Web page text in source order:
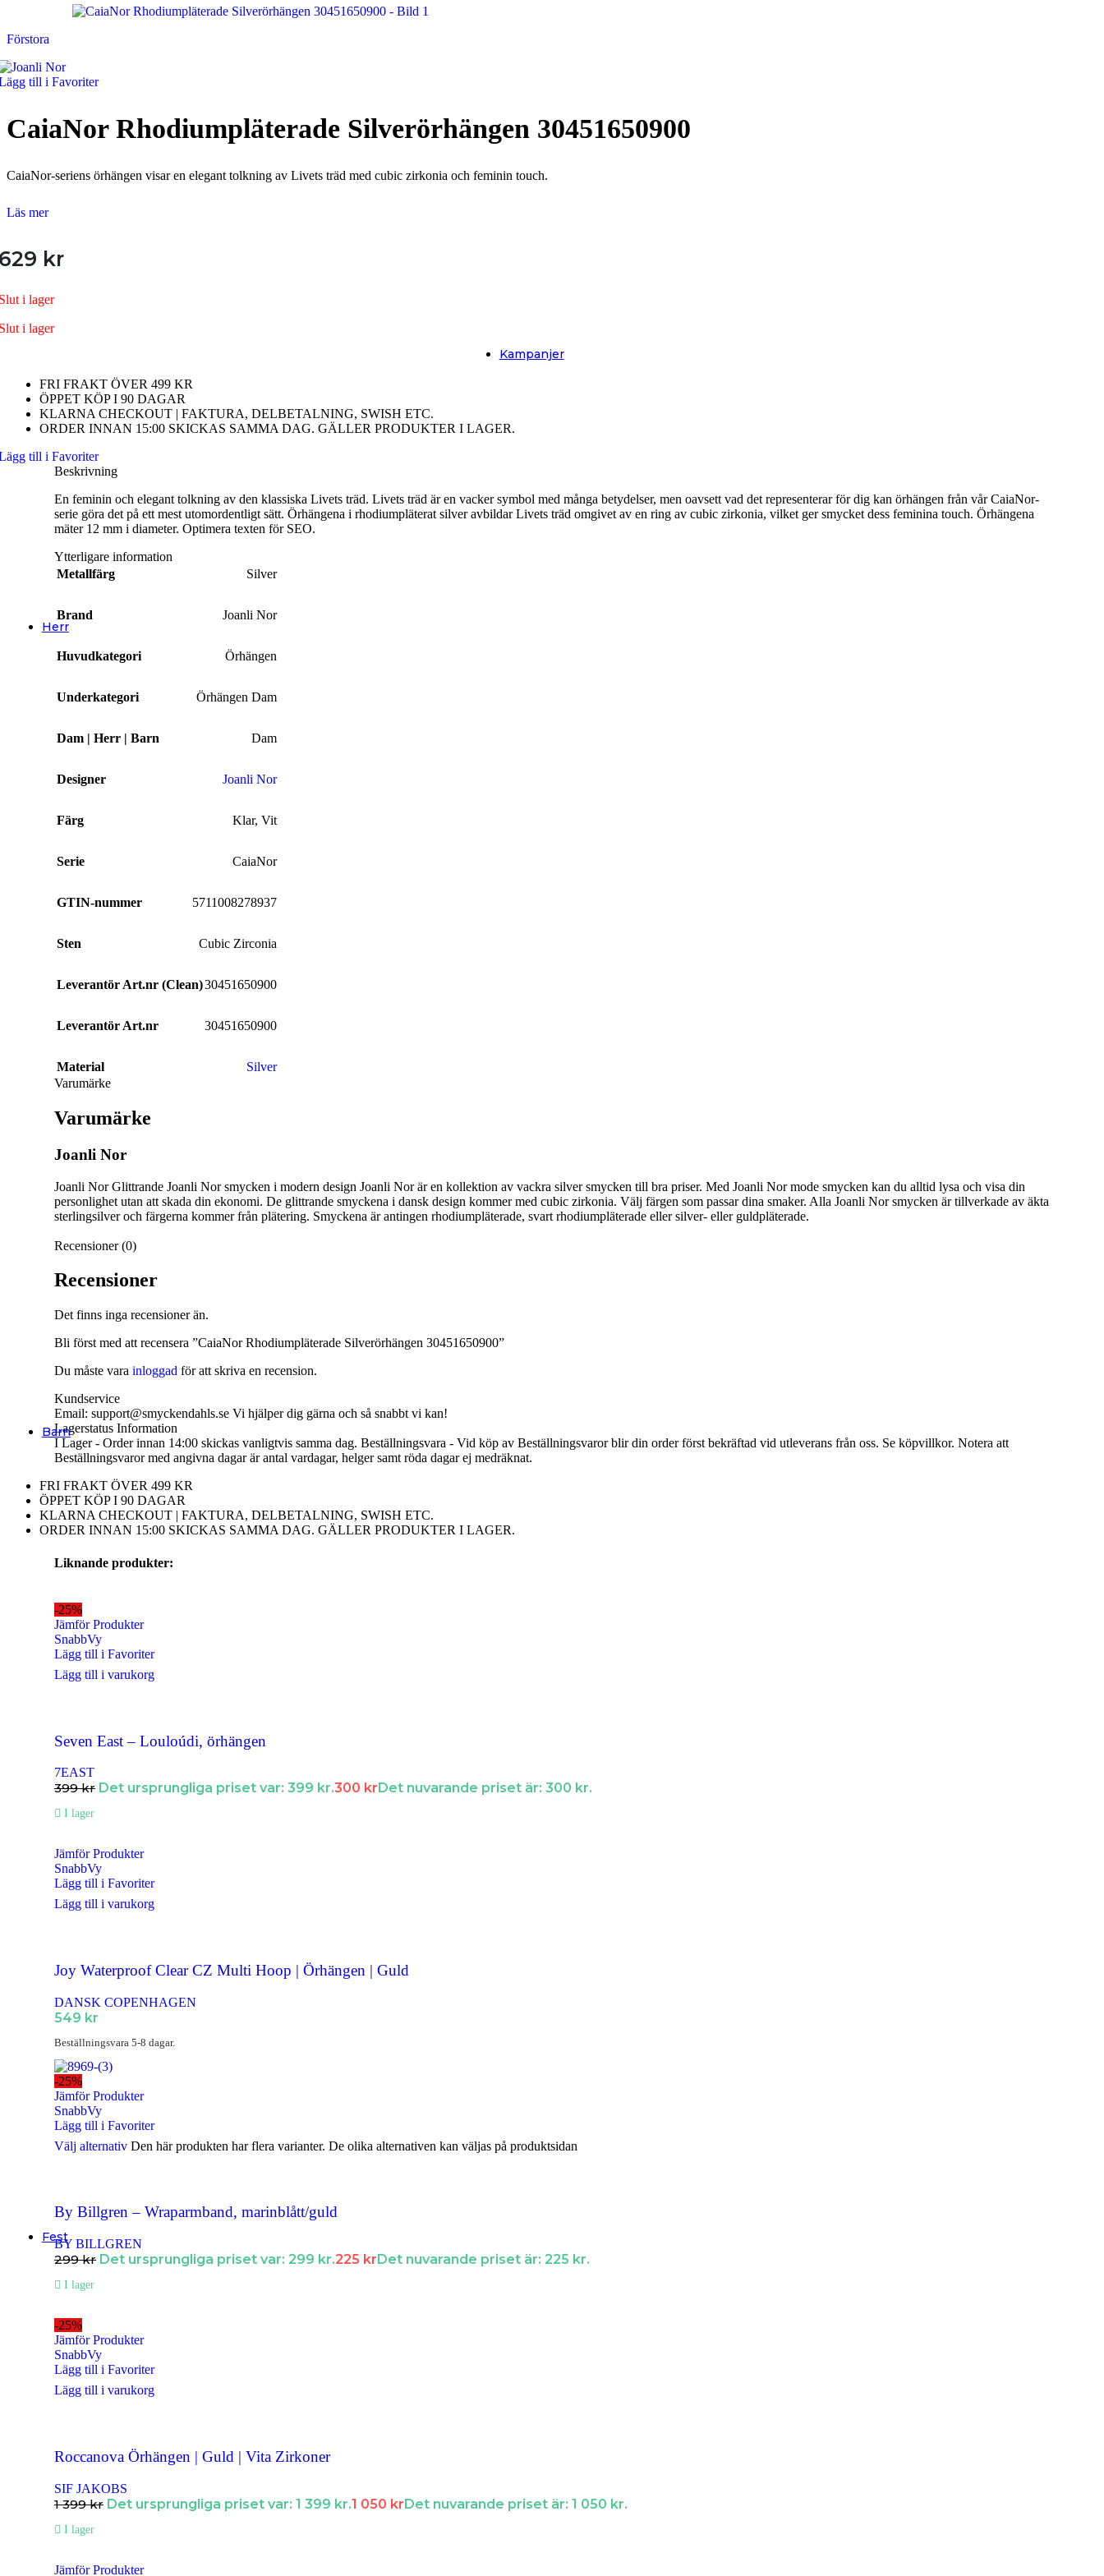
Armband
Örhängen
Herrsmycken
Alla Herrsmycken
Alla Barnsmycken
Festsmycken
Alla Festsmycken
Smyckendahls
, tusentals smycken i lager från utvalda leverantörer.
Fri frakt från 495SEK.
Herr
Halsband
Halsband Herr
Halsband Barn
Armband
Armband Barn
Örhängen Barn
Ringar
Ringar Herr
Ringar Barn
HerrsmyckenFör honom
Alla Herrsmycken
Barnsmycken
Alla Barnsmycken
Festsmycken
Alla Festsmycken
Smyckendahls, tusentals smycken i lager från utvalda leverantörer.
Supersnabba leveranser
Barn
Halsband
Halsband Dam
Halsband Herr
Kedjor
Armband
Armband Dam
Armband Herr
Örhängen
Örhängen Barn
Ringar Dam
Ringar Herr
Ringar Barn
Alla Klockor
Herrsmycken
Festsmycken
Alla Festsmycken
Supersnabba leveranser- Order innan 15:00 skickas samma dag.
Fest
Halsband
Halsband Barn
Kedjor
Armband Dam
Armband Herr
SEVEN EAST
Kampanjer
Förstora
till i Favoriter
CaiaNor Rhodiumpläterade Silverörhängen 30451650900
CaiaNor-seriens örhängen visar en elegant tolkning av Livets träd med cubic zirkonia och feminin touch.
Läs mer
kr
i lager
i lager
FRI FRAKT ÖVER 499 KR
ÖPPET KÖP I 90 DAGAR
KLARNA CHECKOUT | FAKTURA, DELBETALNING, SWISH ETC.
ORDER INNAN 15:00 SKICKAS SAMMA DAG. GÄLLER PRODUKTER I LAGER.
till i Favoriter
Beskrivning
En feminin och elegant tolkning av den klassiska Livets träd. Livets träd är en vacker symbol med många betydelser, men oavsett vad det representerar för dig kan örhängen från vår CaiaNor-
serie göra det på ett mest utomordentligt sätt. Örhängena i rhodiumpläterat silver avbildar Livets träd omgivet av en ring av cubic zirkonia, vilket ger smycket dess feminina touch. Örhängena
mäter 12 mm i diameter. Optimera texten för SEO.
Ytterligare information
Metallfärg
Silver
Brand Joanli Nor
Huvudkategori Örhängen
Underkategori Örhängen Dam
Dam | Herr | Barn Dam
Designer Joanli Nor
Färg Klar, Vit
Serie CaiaNor
GTIN-nummer 5711008278937
Sten Cubic Zirconia
Leverantör Art.nr (Clean)30451650900
Leverantör Art.nr 30451650900
Material
Silver
Varumärke
Varumärke
Joanli Nor
Joanli NorGlittrande Joanli Nor smycken i modern design Joanli Nor är en kollektion av vackra silver smycken till bra priser. Med Joanli Nor mode smycken kan du alltid lysa och visa din
personlighet utan att skada din ekonomi. De glittrande smyckena i dansk design kommer med cubic zirkonia. Välj färgen som passar dina smaker. Alla Joanli Nor smycken är tillverkade av äkta
sterlingsilver och färgerna kommer från plätering. Smyckena är antingen rhodiumpläterade, svart rhodiumpläterade eller silver- eller guldpläterade.
Recensioner (0)
Recensioner
Det finns inga recensioner än.
Bli först med att recensera ”CaiaNor Rhodiumpläterade Silverörhängen 30451650900”
Du måste vara inloggad för att skriva en recension.
Kundservice
Email: support@smyckendahls.se Vi hjälper dig gärna och så snabbt vi kan!
Lagerstatus Information
I Lager - Order innan 14:00 skickas vanligtvis samma dag. Beställningsvara - Vid köp av Beställningsvaror blir din order först bekräftad vid utleverans från oss. Se köpvillkor. Notera att
Beställningsvaror med angivna dagar är antal vardagar, helger samt röda dagar ej medräknat.
FRI FRAKT ÖVER 499 KR
ÖPPET KÖP I 90 DAGAR
KLARNA CHECKOUT | FAKTURA, DELBETALNING, SWISH ETC.
ORDER INNAN 15:00 SKICKAS SAMMA DAG. GÄLLER PRODUKTER I LAGER.
Liknande produkter:
-25%
Jämför Produkter
SnabbVy
Lägg till i Favoriter
Lägg till i varukorg
Seven East – Louloúdi, örhängen
7EAST
399kr Det ursprungliga priset var: 399 kr.300 kr Det nuvarande priset är: 300 kr.
I lager
Jämför Produkter
SnabbVy
Lägg till i Favoriter
Lägg till i varukorg
Joy Waterproof Clear CZ Multi Hoop | Örhängen | Guld
DANSK COPENHAGEN
549 kr
Beställningsvara 5-8 dagar.
-25%
Jämför Produkter
SnabbVy
Lägg till i Favoriter
Välj alternativ Den här produkten har flera varianter. De olika alternativen kan väljas på produktsidan
By Billgren – Wraparmband, marinblått/guld
BY BILLGREN
299kr Det ursprungliga priset var: 299 kr.225 kr Det nuvarande priset är: 225 kr.
I lager
-25%
Jämför Produkter
SnabbVy
Lägg till i Favoriter
Lägg till i varukorg
Roccanova Örhängen | Guld | Vita Zirkoner
SIF JAKOBS
1 399kr Det ursprungliga priset var: 1 399 kr.1 050 krDet nuvarande priset är: 1 050 kr.
I lager
Jämför Produkter